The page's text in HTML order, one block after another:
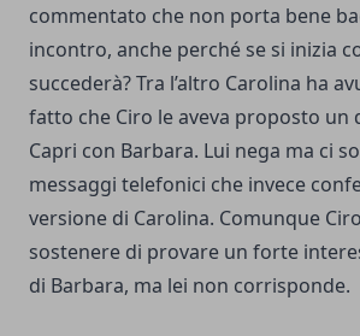
commentato che non porta bene
incontro, anche perché se si inizia
succederà? Tra l’altro Carolina ha
fatto che Ciro le aveva proposto un
Capri con Barbara. Lui nega ma ci
messaggi telefonici che invece
versione di Carolina. Comunque
sostenere di provare un forte
di Barbara, ma lei non corrisponde.